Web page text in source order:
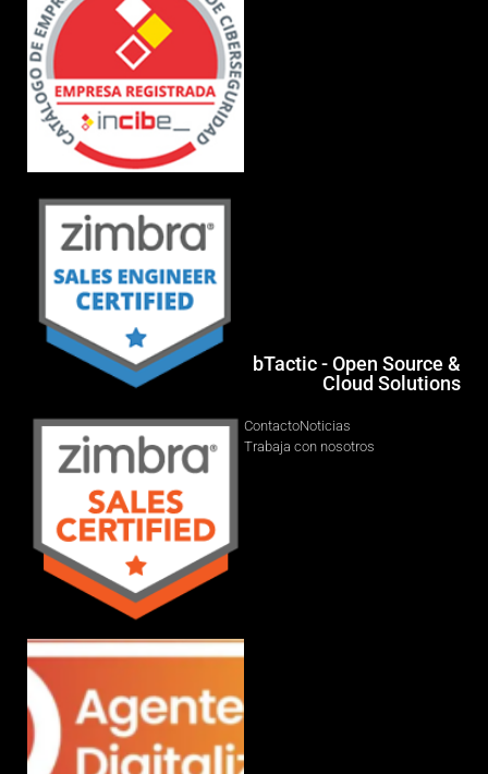
bTactic - Open Source &
Cloud Solutions
ContactoNoticias
Trabaja con nosotros